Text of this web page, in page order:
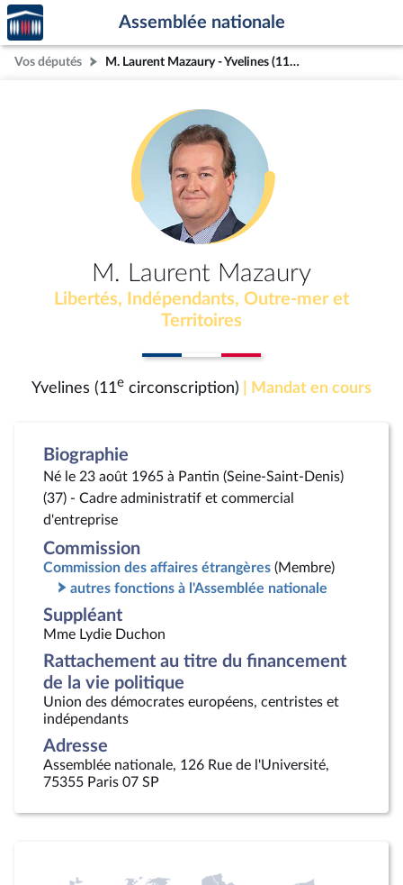
Aller au contenu
Aller en bas de la page
Accèder
à la
page
d'accueil
Assemblée nationale
Vos députés M. Laurent Mazaury - Yvelines (11e circonscription)
M. Laurent Mazaury
Libertés, Indépendants, Outre-mer et
Territoires
Yvelines (11e circonscription) | Mandat en cours
Biographie
Né le 23 août 1965 à Pantin (Seine-Saint-Denis)
(37) - Cadre administratif et commercial
d'entreprise
Commission
Commission des affaires étrangères (Membre)
autres fonctions à l'Assemblée nationale
Suppléant
Mme Lydie Duchon
Rattachement au titre du financement
de la vie politique
Union des démocrates européens, centristes et
indépendants
Adresse
Assemblée nationale, 126 Rue de l'Université,
75355 Paris 07 SP